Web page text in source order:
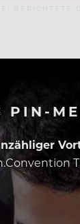
BERICHTETE
PIN-